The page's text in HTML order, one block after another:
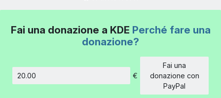
Fai una donazione a KDE Perché fare una
donazione?
Importo
€
Fai una
donazione con
PayPal